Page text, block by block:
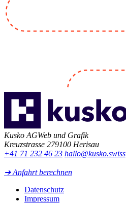
Kusko AGWeb und Grafik
Kreuzstrasse 279100 Herisau
+41 71 232 46 23 hallo@kusko.swiss
➔ Anfahrt berechnen
Datenschutz
Impressum